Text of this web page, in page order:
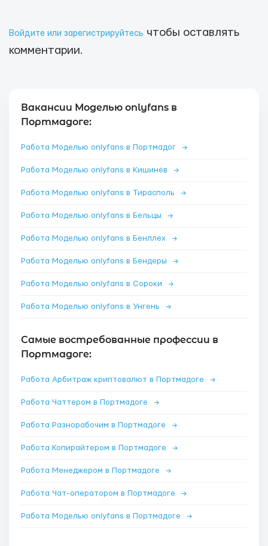
Войдите или зарегистрируйтесь чтобы оставлять
комментарии.
Вакансии Моделью onlyfans в
Портмадоге:
Работа Моделью onlyfans в Портмадог →
Работа Моделью onlyfans в Кишинёв →
Работа Моделью onlyfans в Тирасполь →
Работа Моделью onlyfans в Бельцы →
Работа Моделью onlyfans в Бенллех →
Работа Моделью onlyfans в Бендеры →
Работа Моделью onlyfans в Сороки →
Работа Моделью onlyfans в Унгень →
Самые востребованные профессии в
Портмадоге:
Работа Арбитраж криптовалют в Портмадоге →
Работа Чаттером в Портмадоге →
Работа Разнорабочим в Портмадоге →
Работа Копирайтером в Портмадоге →
Работа Менеджером в Портмадоге →
Работа Чат-оператором в Портмадоге →
Работа Моделью onlyfans в Портмадоге →